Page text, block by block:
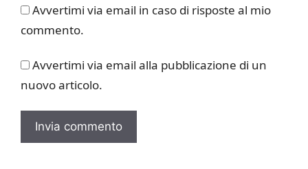
Avvertimi via email in caso di risposte al mio
commento.
Avvertimi via email alla pubblicazione di un
nuovo articolo.